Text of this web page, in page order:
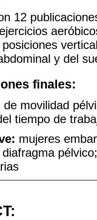
12
y del
finales:
de movilidad
tiempo de
mujeres